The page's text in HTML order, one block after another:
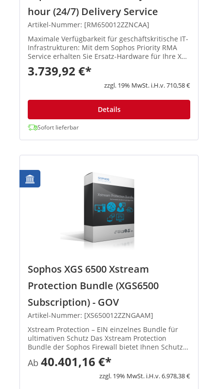
hour (24/7) Delivery Service
Artikel-Nummer: [RM650012ZZNCAA]
Maximale Verfügbarkeit für geschäftskritische IT-
Infrastrukturen: Mit dem Sophos Priority RMA
Service erhalten Sie Ersatz-Hardware für Ihre XGS
Firewall-Appliances mit einem angestrebten
Lieferziel von nur 4 Stunden – rund um die Uhr,
3.739,92 €*
zzgl. 19% MwSt. i.H.v. 710,58 €
Details
Sofort lieferbar
Sophos XGS 6500 Xstream
Protection Bundle (XGS6500
Subscription) - GOV
Artikel-Nummer: [XS650012ZZNGAAM]
Xstream Protection – EIN einzelnes Bundle für
ultimativen Schutz Das Xstream Protection
Bundle der Sophos Firewall bietet Ihnen Schutz
und Performance der nächsten Generation.
Außerdem erhalten Sie eine kosteneffiziente
Lösung, mit der Sie die Hera...
Ab 40.401,16 €*
zzgl. 19% MwSt. i.H.v. 6.978,38 €